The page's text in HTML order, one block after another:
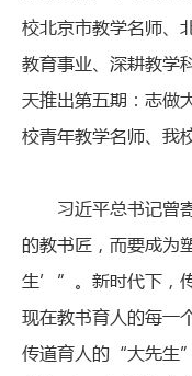
校北京市教学名师、
教育事业、深耕教学
天推出第五期：志
校青年教学名师、我
习近平总书记曾
的教书匠，而要成为
生’”。新时代下，
现在教书育人的每一
传道育人的“大先生